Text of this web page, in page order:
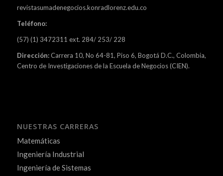
revistasumadenegocios.konradlorenz.edu.co
Teléfono:
(57) (1) 3472311 ext. 284/ 253/ 228
Dirección:Carrera 10, No 64-81, Piso 6, Bogotá D.C., Colombia,
Centro de Investigaciones de la Escuela de Negocios (CIEN).
NUESTRAS CARRERAS
Matemáticas
Ingeniería Industrial
Ingeniería de Sistemas